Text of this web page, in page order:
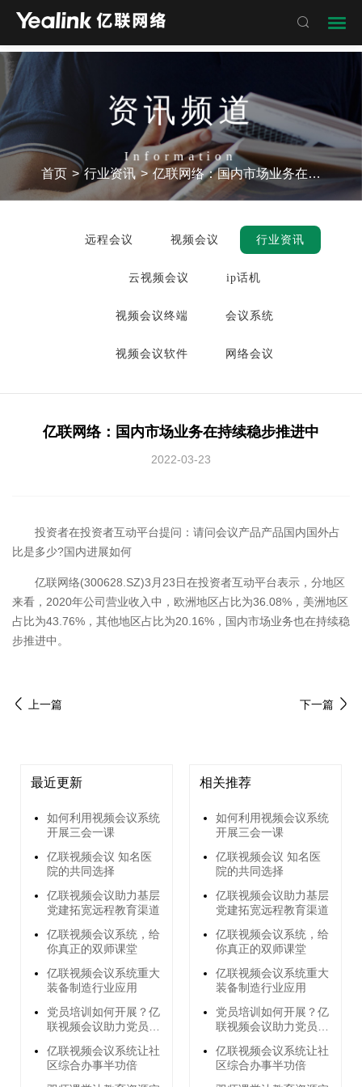

资讯频道
Information
首页 > 行业资讯 > 亿联网络：国内市场业务在持续稳步推进中
远程会议 视频会议 行业资讯
云视频会议 ip话机
视频会议终端 会议系统
视频会议软件 网络会议
亿联网络：国内市场业务在持续稳步推进中
2022-03-23
投资者在投资者互动平台提问：请问会议产品产品国内国外占
比是多少?国内进展如何
亿联网络(300628.SZ)3月23日在投资者互动平台表示，分地区
来看，2020年公司营业收入中，欧洲地区占比为36.08%，美洲地区
占比为43.76%，其他地区占比为20.16%，国内市场业务也在持续稳
步推进中。
上一篇 下一篇
最近更新
如何利用视频会议系统
开展三会一课
亿联视频会议 知名医
院的共同选择
亿联视频会议助力基层
党建拓宽远程教育渠道
亿联视频会议系统，给
你真正的双师课堂
亿联视频会议系统重大
装备制造行业应用
党员培训如何开展？亿
联视频会议助力党员远
亿联视频会议系统让社
区综合办事半功倍
相关推荐
如何利用视频会议系统
开展三会一课
亿联视频会议 知名医
院的共同选择
亿联视频会议助力基层
党建拓宽远程教育渠道
亿联视频会议系统，给
你真正的双师课堂
亿联视频会议系统重大
装备制造行业应用
党员培训如何开展？亿
联视频会议助力党员远
亿联视频会议系统让社
区综合办事半功倍